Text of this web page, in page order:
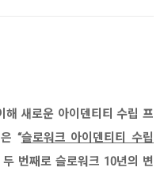
해 새로운 아이덴티티 수립 프
“슬로워크 아이덴티티 수립
번째로 슬로워크 10년의 변